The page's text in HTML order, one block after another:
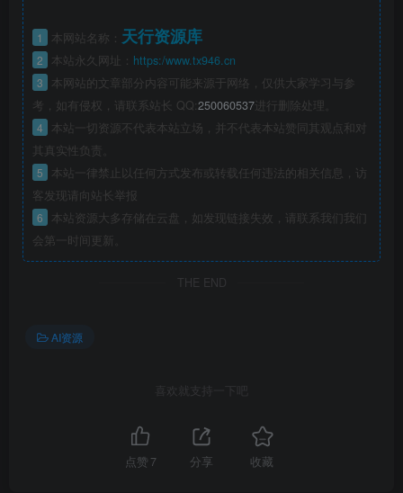
1 本网站名称： 天行资源库
2 本站永久网址： https:/www.tx946.cn
3
本网站的文章部分内容可能来源于网络，仅供大家学习与参
考，如有侵权，请联系站长 QQ:250060537进行删除处理。
4
本站一切资源不代表本站立场，并不代表本站赞同其观点和对
其真实性负责。
5
本站一律禁止以任何方式发布或转载任何违法的相关信息，访
客发现请向站长举报
6
本站资源大多存储在云盘，如发现链接失效，请联系我们我们
会第一时间更新。
THE END
AI资源
喜欢就支持一下吧
点赞 7 分享 收藏